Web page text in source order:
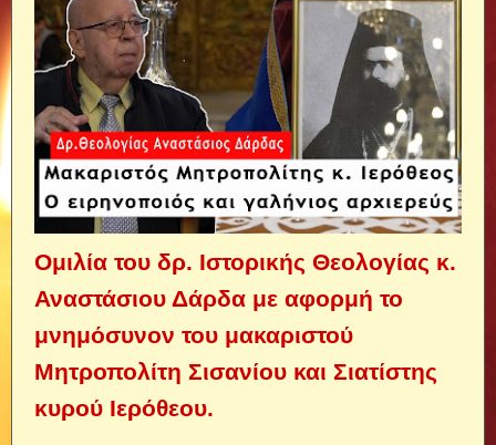
Ομιλία του δρ. Ιστορικής Θεολογίας κ.
Αναστάσιου Δάρδα με αφορμή το
μνημόσυνον του μακαριστού
Μητροπολίτη Σισανίου και Σιατίστης
κυρού Ιερόθεου.